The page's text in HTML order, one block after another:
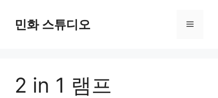
민화 스튜디오 메
2 in 1 램프